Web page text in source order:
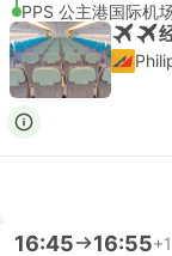
PPS 公主港国际机
16:45 16:55+1